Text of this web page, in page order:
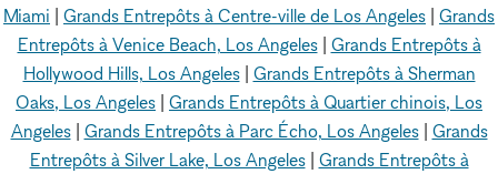
Miami
Grands Entrepôts à Centre-ville de Los Angeles Grands
Entrepôts à Venice Beach, Los Angeles| Grands Entrepôts à
Hollywood Hills, Los Angeles| Grands Entrepôts à Sherman
Oaks, Los Angeles Grands Entrepôts à Quartier chinois, Los
Angeles| Grands Entrepôts à Parc Écho, Los Angeles| Grands
Entrepôts à Silver Lake, Los Angeles| Grands Entrepôts à